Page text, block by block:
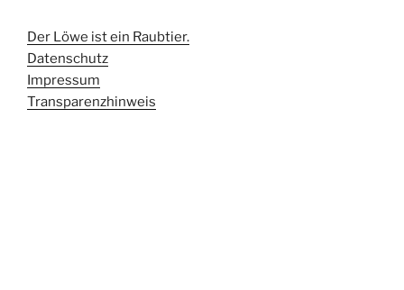
Der Löwe ist ein Raubtier.
Datenschutz
Impressum
Transparenzhinweis